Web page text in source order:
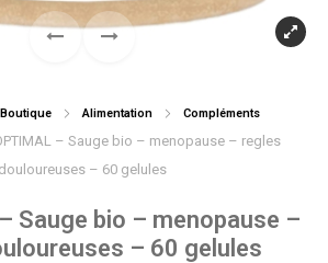
Boutique Alimentation
Compléments
– Sauge bio – menopause – regles
douloureuses – 60 gelules
Sauge bio – menopause –
– 60 gelules